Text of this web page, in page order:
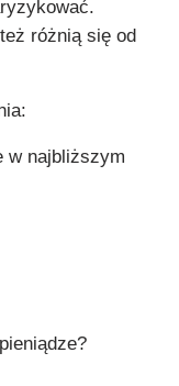
różnią się od
w najbliższym